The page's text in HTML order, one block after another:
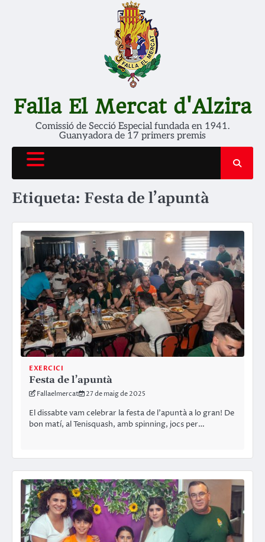
Falla El Mercat d'Alzira
Comissió de Secció Especial fundada en 1941.
Guanyadora de 17 primers premis
Etiqueta: Festa de l’apuntà
EXERCICI
Festa de l’apuntà
Fallaelmercat 27 de maig de 2025
El dissabte vam celebrar la festa de l’apuntà a lo gran! De
bon matí, al Tenisquash, amb spinning, jocs per…